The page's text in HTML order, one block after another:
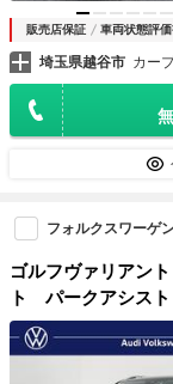
販売店保証 車両状態評
埼玉県越谷市 カー
フォルクスワーゲ
ゴルフヴァリア
ト パークアシス
ゲート デジタル
ップルカープレイ